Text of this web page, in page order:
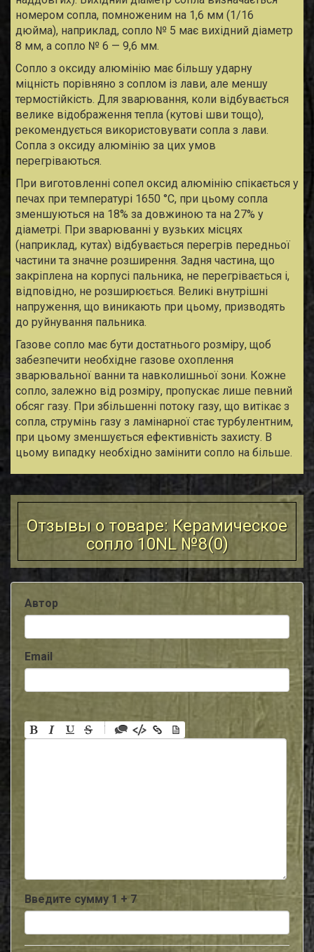
номером сопла, помноженим на 1,6 мм (1/16
дюйма), наприклад, сопло № 5 має вихідний діаметр
8 мм, а сопло № 6 — 9,6 мм.
Сопло з оксиду алюмінію має більшу ударну
міцність порівняно з соплом із лави, але меншу
термостійкість. Для зварювання, коли відбувається
велике відображення тепла (кутові шви тощо),
рекомендується використовувати сопла з лави.
Сопла з оксиду алюмінію за цих умов
перегріваються.
При виготовленні сопел оксид алюмінію спікається у
печах при температурі 1650 °С, при цьому сопла
зменшуються на 18% за довжиною та на 27% у
діаметрі. При зварюванні у вузьких місцях
(наприклад, кутах) відбувається перегрів передньої
частини та значне розширення. Задня частина, що
закріплена на корпусі пальника, не перегрівається і,
відповідно, не розширюється. Великі внутрішні
напруження, що виникають при цьому, призводять
до руйнування пальника.
Газове сопло має бути достатнього розміру, щоб
забезпечити необхідне газове охоплення
зварювальної ванни та навколишньої зони. Кожне
сопло, залежно від розміру, пропускає лише певний
обсяг газу. При збільшенні потоку газу, що витікає з
сопла, струмінь газу з ламінарної стає турбулентним,
при цьому зменшується ефективність захисту. В
цьому випадку необхідно замінити сопло на більше.
Отзывы о товаре: Керамическое
сопло 10NL №8(0)
Автор
Email
-
-
Введите сумму 1 + 7